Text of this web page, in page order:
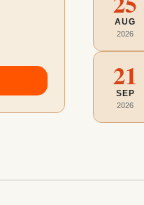
AUG
2026
21
SEP
2026